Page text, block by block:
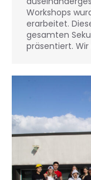
Workshops
erarbeitet.
gesamten
präsentiert.